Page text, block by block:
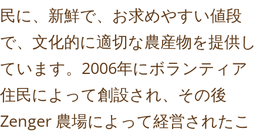
民に、新鮮で、お求めやすい値段
で、文化的に適切な農産物を提供し
ています。2006年にボランティア
住民によって創設され、その後
Zenger 農場によって経営されたこ